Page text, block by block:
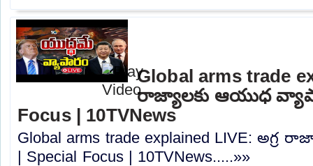
Global arms trade
రాజ్యాలకు ఆయుధ
Focus | 10TVNews
Global arms trade explained LIVE:
| Special Focus | 10TVNews.....»»